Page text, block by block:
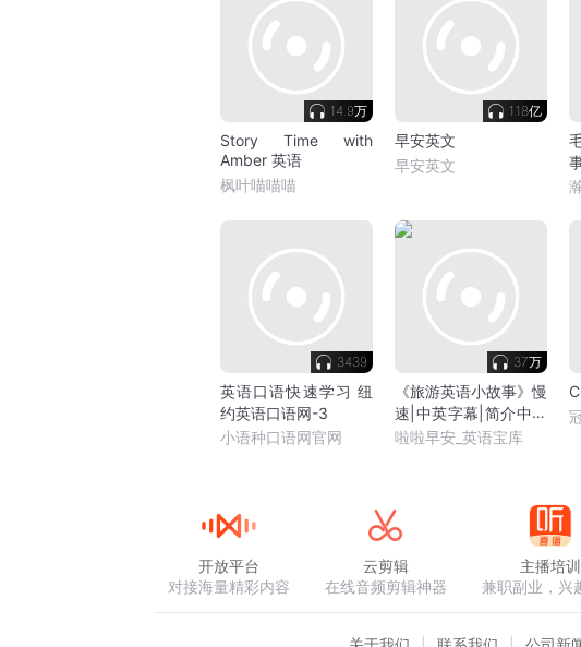
14.9万
Story Time with
Amber 英语
枫叶喵喵喵
1.18亿
早安英文
早安英文
3439
英语口语快速学习 纽
约英语口语网-3
小语种口语网官网
37万
《旅游英语小故事》慢
速|中英字幕|简介中有
中英对照
啦啦早安_英语宝库
开放平台
对接海量精彩内容
云剪辑
在线音频剪辑神器
主播培训
兼职副业，兴